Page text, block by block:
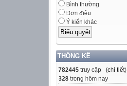
Bình thường
Đơn điệu
Ý kiến khác
THỐNG KÊ
782445 truy cập (chi tiết)
328 trong hôm nay